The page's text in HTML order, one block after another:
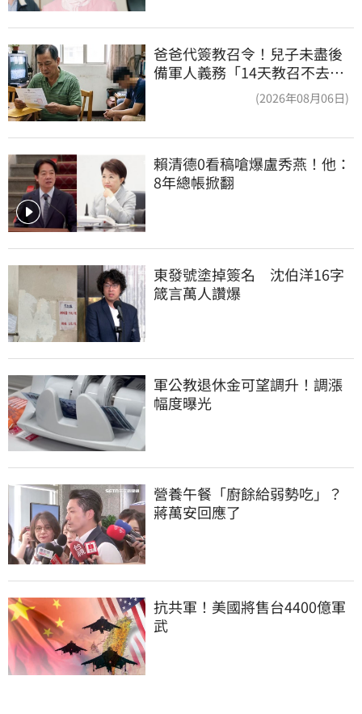
爸爸代簽教召令！兒子未盡後
備軍人義務「14天教召不去」
(2026年08月06日)
賴清德0看稿嗆爆盧秀燕！他：
8年總帳掀翻
東發號塗掉簽名　沈伯洋16字
箴言萬人讚爆
軍公教退休金可望調升！調漲
幅度曝光
營養午餐「廚餘給弱勢吃」？
蔣萬安回應了
抗共軍！美國將售台4400億軍
武